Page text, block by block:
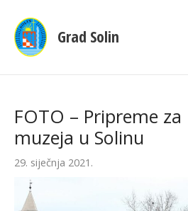
Grad Solin
FOTO – Pripreme
muzeja u Solinu
29. siječnja 2021.